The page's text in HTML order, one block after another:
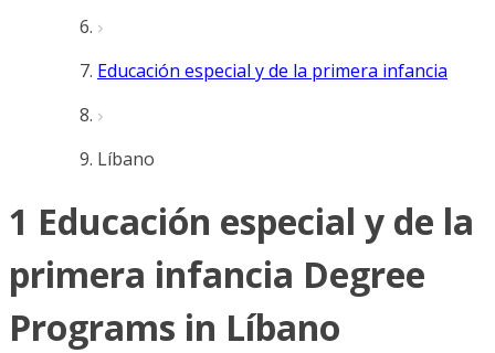
Educación especial y de la primera infancia
Líbano
1 Educación especial y de la
primera infancia Degree
Programs in Líbano